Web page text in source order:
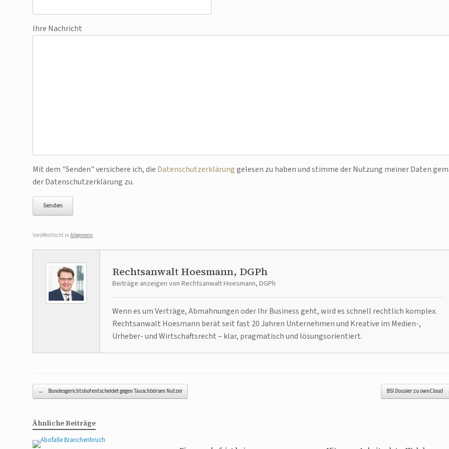
Ihre Nachricht
Bitte lasse dieses Feld leer.
Mit dem "Senden" versichere ich, die Datenschutzerklärunggelesen zu haben und stimme der Nutzung meiner Daten
der Datenschutzerklärung zu.
Veröffentlicht in Allgemein.
Rechtsanwalt Hoesmann, DGPh
Beiträge anzeigen von Rechtsanwalt Hoesmann, DGPh
Wenn es um Verträge, Abmahnungen oder Ihr Business geht, wird es schnell rechtlich komplex.
Rechtsanwalt Hoesmann berät seit fast 20 Jahren Unternehmen und Kreative im Medien-,
Urheber- und Wirtschaftsrecht – klar, pragmatisch und lösungsorientiert.
Beitragsnavigation
← Bundesgerichtshof entscheidet gegen Tauschbörsen Nutzer BSI Dossier zu ownCloud
Ähnliche Beiträge